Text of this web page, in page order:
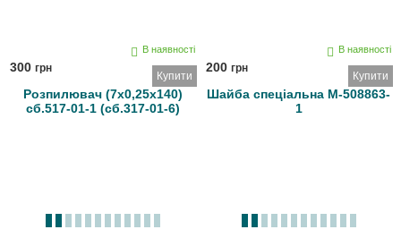
В наявності
300 грн
Купити
Розпилювач (7х0,25х140)
сб.517-01-1 (сб.317-01-6)
В наявності
200 грн
Купити
Шайба спеціальна М-508863-
1